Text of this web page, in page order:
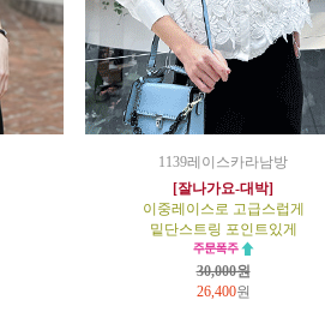
1139레이스카라남방
[잘나가요-대박]
이중레이스로 고급스럽게
밑단스트링 포인트있게
30,000원
26,400원